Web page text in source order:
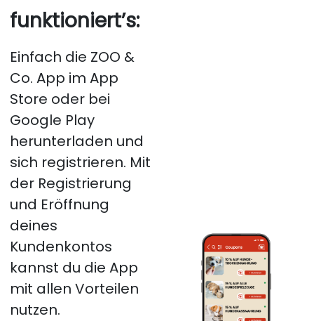
funktioniert’s:
Einfach die ZOO &
Co. App im App
Store oder bei
Google Play
herunterladen und
sich registrieren. Mit
der Registrierung
und Eröffnung
deines
Kundenkontos
kannst du die App
mit allen Vorteilen
nutzen.